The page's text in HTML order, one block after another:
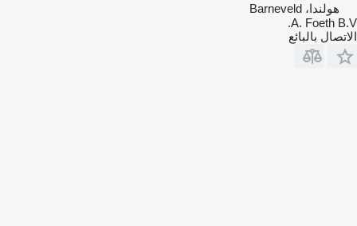
هولندا، Barneveld
A. Foeth B.V.
الاتصال بالبائع